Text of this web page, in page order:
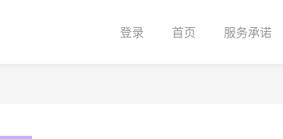
登录 首页 服务承诺